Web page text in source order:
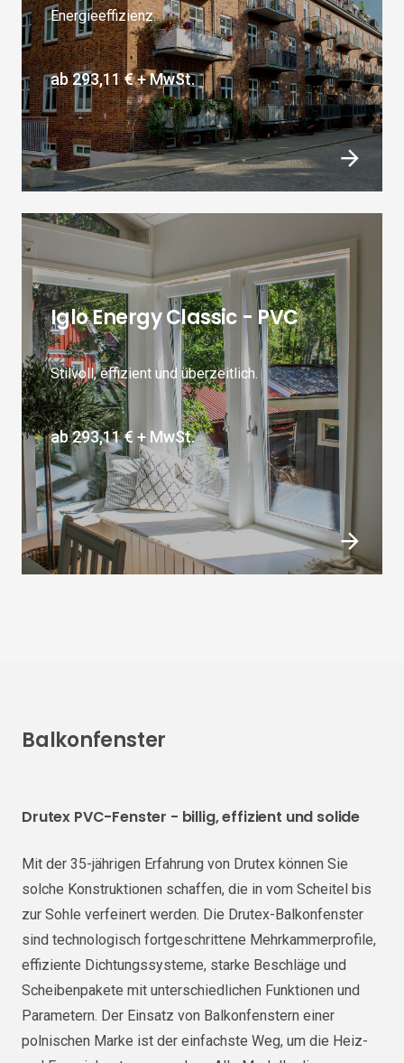
Energieeffizienz.
ab293,11 €+ MwSt.
Iglo Energy Classic - PVC
Stilvoll, effizient und überzeitlich.
ab293,11 € + MwSt.
Balkonfenster
Drutex PVC-Fenster - billig, effizient und solide
Mit der 35-jährigen Erfahrung von Drutex können Sie
solche Konstruktionen schaffen, die in vom Scheitel bis
zur Sohle verfeinert werden. Die Drutex-Balkonfenster
sind technologisch fortgeschrittene Mehrkammerprofile,
effiziente Dichtungssysteme, starke Beschläge und
Scheibenpakete mit unterschiedlichen Funktionen und
Parametern. Der Einsatz von Balkonfenstern einer
polnischen Marke ist der einfachste Weg, um die Heiz-